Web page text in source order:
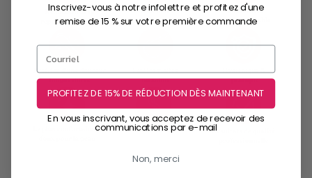
Inscrivez-vous à notre infolettre et profitez d'une
remise de 15 % sur votre première commande
PROFITEZ DE 15% DE RÉDUCTION DÈS MAINTENANT
En vous inscrivant, vous acceptez de recevoir des
communications par e-mail
Non, merci